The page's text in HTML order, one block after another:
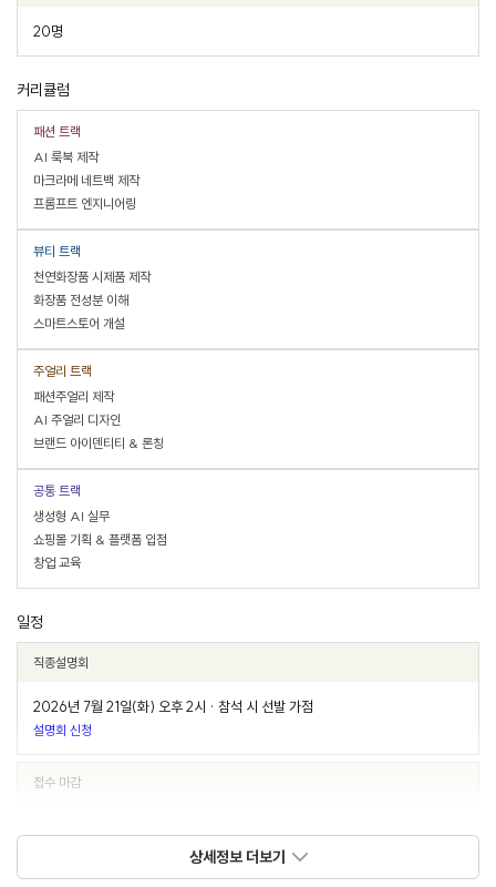
20명
커리큘럼
패션 트랙
AI 룩북 제작
마크라메 네트백 제작
프롬프트 엔지니어링
뷰티 트랙
천연화장품 시제품 제작
화장품 전성분 이해
스마트스토어 개설
주얼리 트랙
패션주얼리 제작
AI 주얼리 디자인
브랜드 아이덴티티 & 론칭
공통 트랙
생성형 AI 실무
쇼핑몰 기획 & 플랫폼 입점
창업 교육
일정
직종설명회
2026년 7월 21일(화) 오후 2시 · 참석 시 선발 가점
설명회 신청
접수 마감
서류 발표
상세정보 더보기